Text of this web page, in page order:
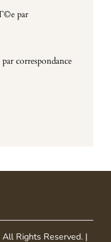
par
correspondance
All Rights Reserved. |